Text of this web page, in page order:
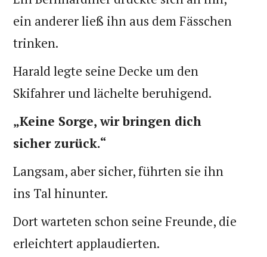
ein anderer ließ ihn aus dem Fässchen
trinken.
Harald legte seine Decke um den
Skifahrer und lächelte beruhigend.
„Keine Sorge, wir bringen dich
sicher zurück.“
Langsam, aber sicher, führten sie ihn
ins Tal hinunter.
Dort warteten schon seine Freunde, die
erleichtert applaudierten.